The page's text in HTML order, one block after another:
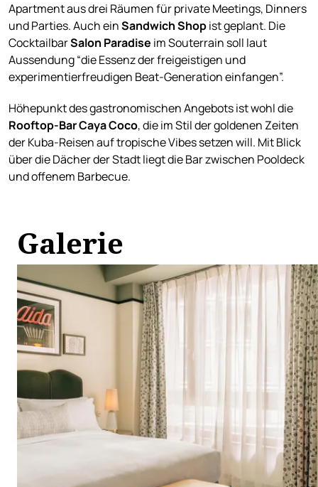
Apartment aus drei Räumen für private Meetings, Dinners
und Parties. Auch einSandwich Shopist geplant. Die
CocktailbarSalon Paradise im Souterrain soll laut
Aussendung “die Essenz der freigeistigen und
experimentierfreudigen Beat-Generation einfangen”.
Höhepunkt des gastronomischen Angebots ist wohl die
Rooftop-Bar Caya Coco, die im Stil der goldenen Zeiten
der Kuba-Reisen auf tropische Vibes setzen will. Mit Blick
über die Dächer der Stadt liegt die Bar zwischen Pooldeck
und offenem Barbecue.
Galerie